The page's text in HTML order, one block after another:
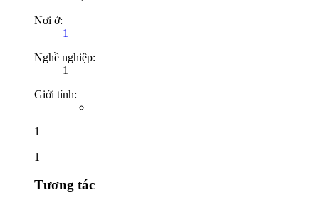
Nơi ở:
1
Nghề nghiệp:
1
Giới tính:
1
1
Tương tác